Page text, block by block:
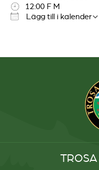
12:00 F M
Lägg till i kalender